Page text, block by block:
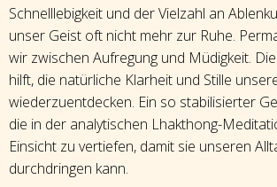
Schnelllebigkeit und der Vielzahl an
unser Geist oft nicht mehr zur Ruhe.
wir zwischen Aufregung und Müdigkeit.
hilft, die natürliche Klarheit und Stille
wiederzuentdecken. Ein so stabilisierter
die in der analytischen Lhakthong-
Einsicht zu vertiefen, damit sie unseren
durchdringen kann.